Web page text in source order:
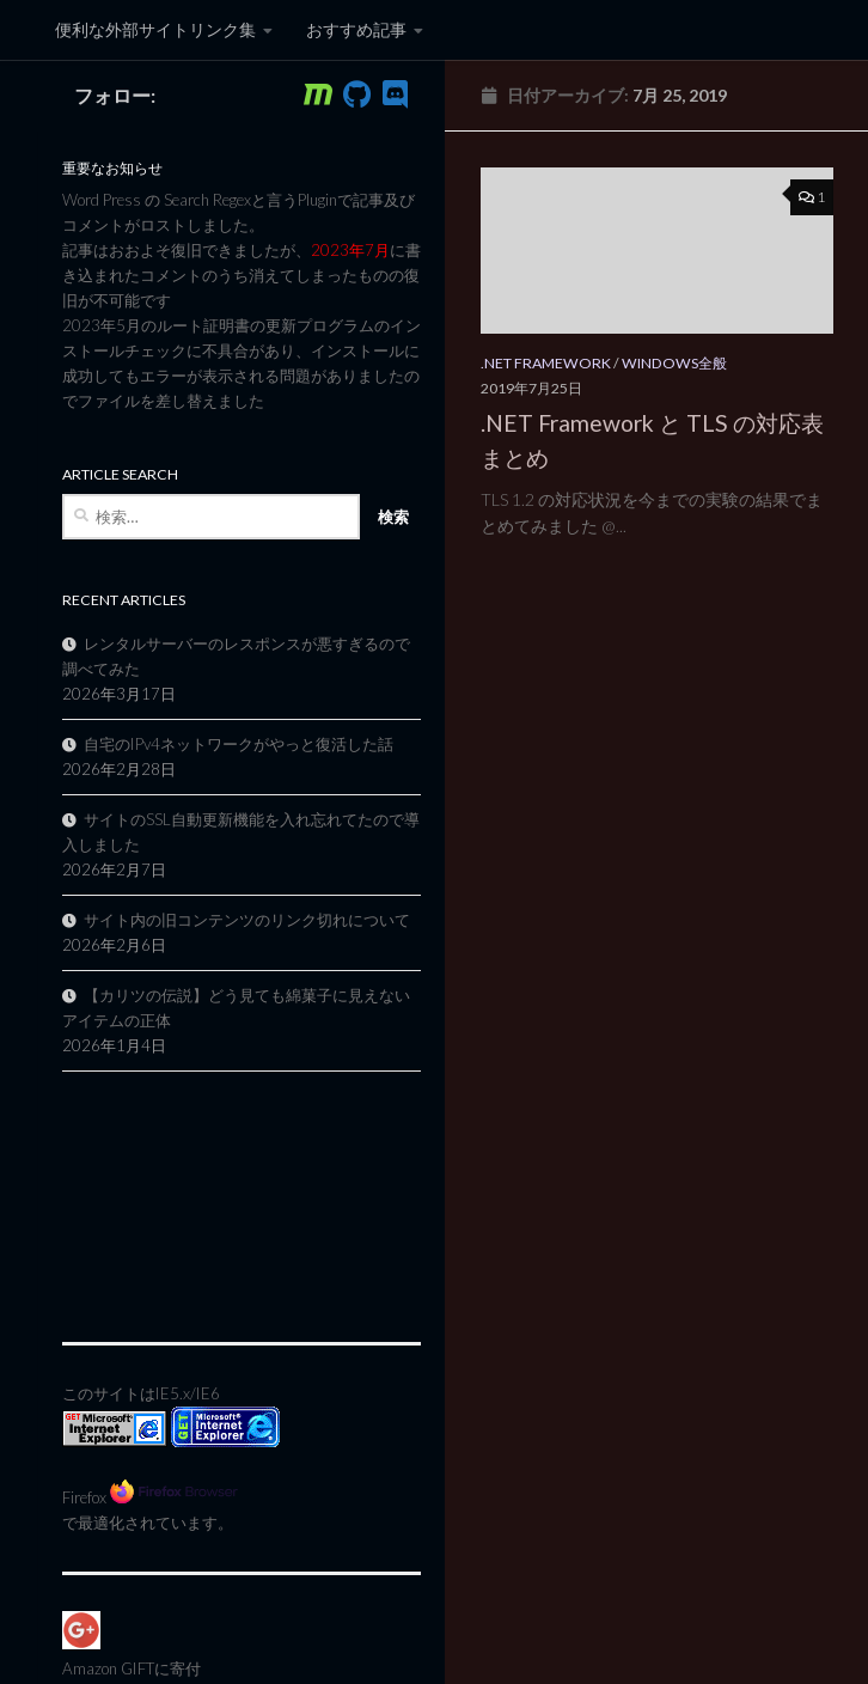
コンテンツへスキップ
便利な外部サイトリンク集 おすすめ記事
黒翼猫のコンピュータ日記 3rd Edition
日付アーカイブ: 7月 25, 2019
1
.NET FRAMEWORK/WINDOWS全般
2019年7月25日
.NET Framework と TLS の対応表
まとめ
TLS 1.2 の対応状況を今までの実験の結果でま
とめてみました @...
フォロー:
重要なお知らせ
Word Press の Search Regexと言うPluginで記事及び
コメントがロストしました。
記事はおおよそ復旧できましたが、 2023年7月に書
き込まれたコメントのうち消えてしまったものの復
旧が不可能です
2023年5月のルート証明書の更新プログラムのイン
ストールチェックに不具合があり、インストールに
成功してもエラーが表示される問題がありましたの
でファイルを差し替えました
ARTICLE SEARCH
RECENT ARTICLES
レンタルサーバーのレスポンスが悪すぎるので
調べてみた
2026年3月17日
自宅のIPv4ネットワークがやっと復活した話
2026年2月28日
サイトのSSL自動更新機能を入れ忘れてたので導
入しました
2026年2月7日
サイト内の旧コンテンツのリンク切れについて
2026年2月6日
【カリツの伝説】どう見ても綿菓子に見えない
アイテムの正体
2026年1月4日
このサイトはIE5.x/IE6
Firefox
で最適化されています。
Amazon GIFTに寄付